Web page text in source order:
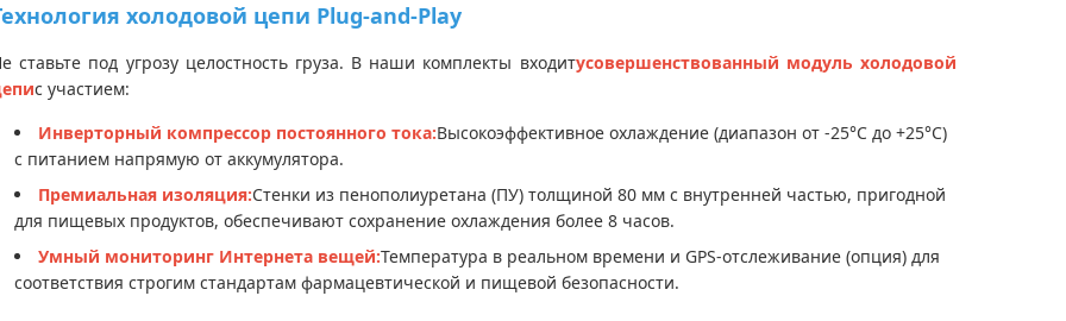
холодовой цепи Plug-and-Play
ставьте под угрозу целостность груза. В наши комплекты входитусовершенствованный модуль холодовой
с участием:
Инверторный компрессор постоянного тока:Высокоэффективное охлаждение (диапазон от -25°C до +25°C)
с питанием напрямую от аккумулятора.
Премиальная изоляция:Стенки из пенополиуретана (ПУ) толщиной 80 мм с внутренней частью, пригодной
для пищевых продуктов, обеспечивают сохранение охлаждения более 8 часов.
Умный мониторинг Интернета вещей:Температура в реальном времени и GPS-отслеживание (опция) для
соответствия строгим стандартам фармацевтической и пищевой безопасности.